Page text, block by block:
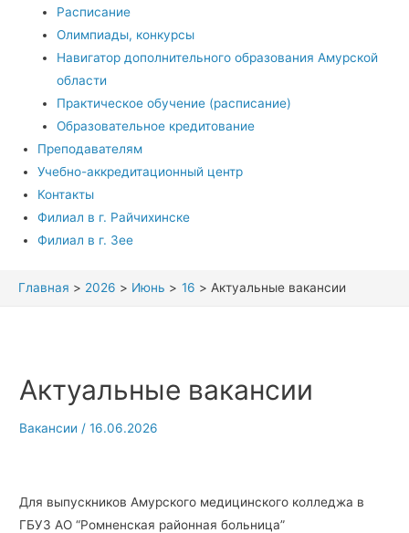
Расписание
Олимпиады, конкурсы
Навигатор дополнительного образования Амурской
области
Практическое обучение (расписание)
Образовательное кредитование
Преподавателям
Учебно-аккредитационный центр
Контакты
Филиал в г. Райчихинске
Филиал в г. Зее
Главная 2026 Июнь 16 Актуальные вакансии
Актуальные вакансии
Вакансии /16.06.2026
Для выпускников Амурского медицинского колледжа в
ГБУЗ АО “Ромненская районная больница”